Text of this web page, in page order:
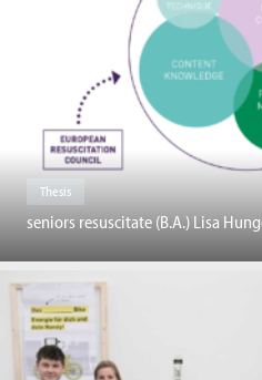
Thesis
seniors resuscitate (B.A.) Lisa